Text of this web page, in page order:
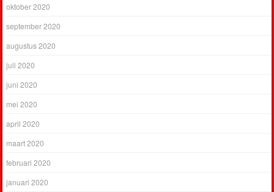
oktober 2020
september 2020
augustus 2020
juli 2020
juni 2020
mei 2020
april 2020
maart 2020
februari 2020
januari 2020